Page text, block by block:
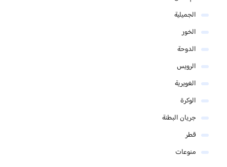
الجميلية
الخور
الدوحة
الرويس
الغويرية
الوكرة
جريان البطنة
قطر
منوعات